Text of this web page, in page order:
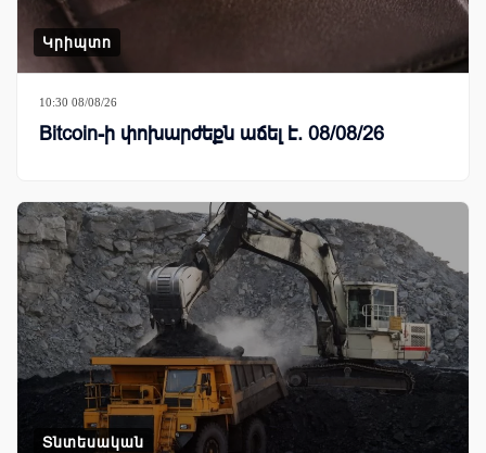
Կրիպտո
10:30 08/08/26
Bitcoin-ի փոխարժեքն աճել է. 08/08/26
Տնտեսական